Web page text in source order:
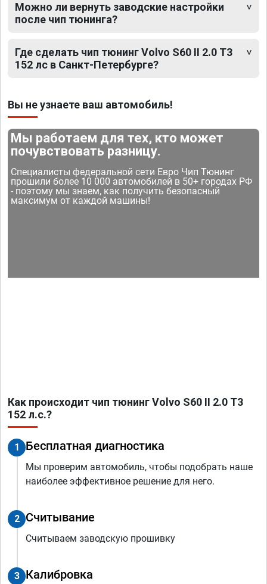
Можно ли вернуть заводские настройки
после чип тюнинга?
Где сделать чип тюнинг Volvo S60 II 2.0 T3
152 лс в Санкт-Петербурге?
Вы не узнаете ваш автомобиль!
Мы работаем для тех, кто может
почувствовать разницу.
Специалисты федеральной сети Евро Чип Тюнинг
прошили более 10 000 автомобилей в 50+ городах РФ
- поэтому мы знаем, как получить безопасный
максимум от каждой машины!
Как происходит чип тюнинг Volvo S60 II 2.0 T3
152 л.с.?
1 Бесплатная диагностика
Мы проверим автомобиль, чтобы подобрать наше
наиболее эффективное решение для него.
2 Считывание
Считываем заводскую прошивку
3 Калибровка